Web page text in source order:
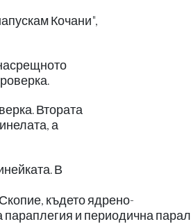
Кочани",
Втората
а
В
където ядрено-
и периодична